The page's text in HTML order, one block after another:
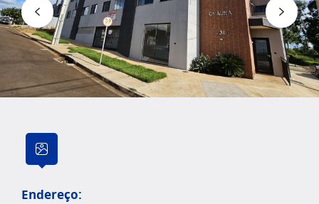
Endereço: